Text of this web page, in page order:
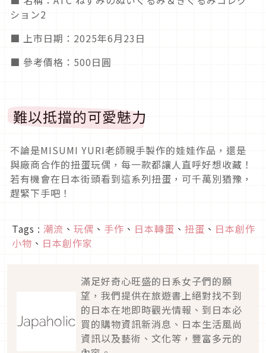
ション2
■ 上市日期：2025年6月23日
■ 參考價格：500日圓
難以抵擋的可愛魅力
不論是MISUMI YURI老師親手製作的娃娃作品，還是
與廠商合作的扭蛋玩偶，每一款都讓人直呼好想收藏！
若有機會在日本街頭看到這系列扭蛋，可千萬別猶豫，
趕緊下手吧！
Tags : 潮流 、 玩偶 、 手作 、 日本轉蛋 、 扭蛋 、 日本創作
小物 、 日本創作家
滿足好奇心旺盛的日系女子們的願
望，我們提供在旅遊書上絕對找不到
的日本在地即時觀光情報、到日本必
買的購物資訊新消息、日本生活風尚
資訊以及藝術、文化等，豐富多元的